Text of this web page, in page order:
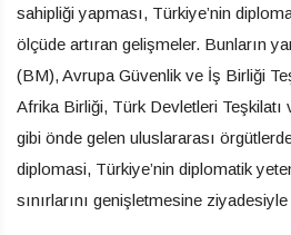
sahipliği yapması, Türkiye’nin
ölçüde artıran gelişmeler. Bunların
(BM), Avrupa Güvenlik ve İş Birliği
Afrika Birliği, Türk Devletleri Teşkilatı
gibi önde gelen uluslararası
diplomasi, Türkiye’nin diplomatik
sınırlarını genişletmesine ziyadesiyle